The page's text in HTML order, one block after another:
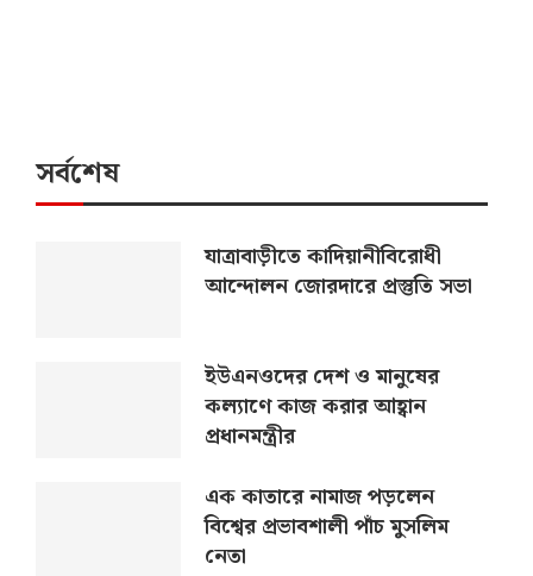
সর্বশেষ
যাত্রাবাড়ীতে কাদিয়ানীবিরোধী
আন্দোলন জোরদারে প্রস্তুতি সভা
ইউএনওদের দেশ ও মানুষের
কল্যাণে কাজ করার আহ্বান
প্রধানমন্ত্রীর
এক কাতারে নামাজ পড়লেন
বিশ্বের প্রভাবশালী পাঁচ মুসলিম
নেতা